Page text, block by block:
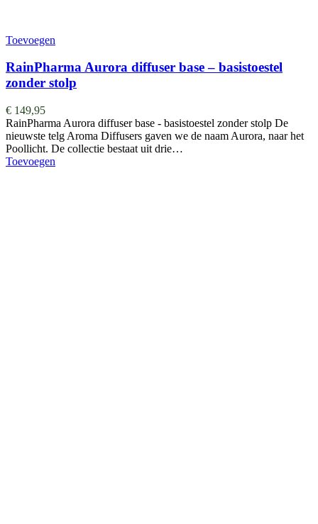
Toevoegen
RainPharma Aurora diffuser base – basistoestel
zonder stolp
€ 149,95
RainPharma Aurora diffuser base - basistoestel zonder stolp De
nieuwste telg Aroma Diffusers gaven we de naam Aurora, naar het
Poollicht. De collectie bestaat uit drie…
Toevoegen